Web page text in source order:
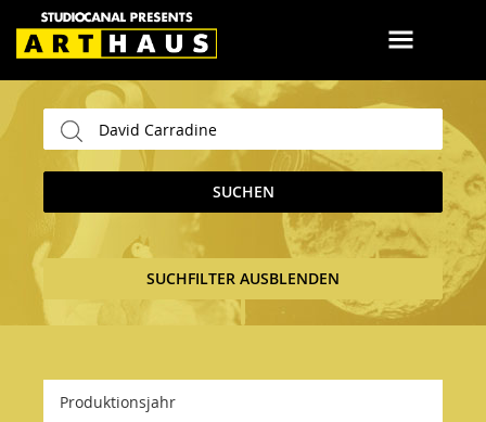
SUCHEN
SUCHFILTER AUSBLENDEN
Produktionsjahr